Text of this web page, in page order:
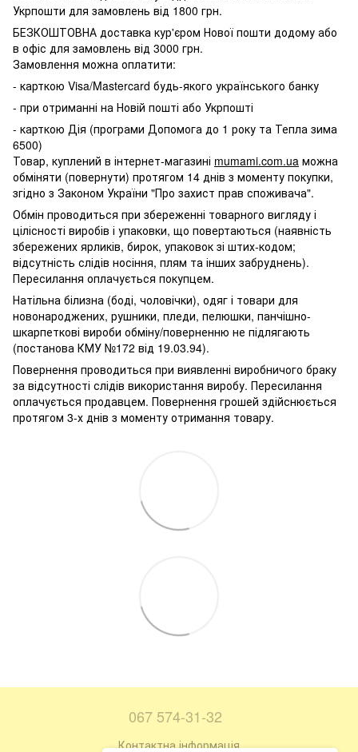
Укрпошти для замовлень від 1800 грн.
БЕЗКОШТОВНА доставка кур'єром Нової пошти додому або
в офіс для замовлень від 3000 грн.
Замовлення можна оплатити:
- карткою Visa/Mastercard будь-якого українського банку
- при отриманні на Новій пошті або Укрпошті
- карткою Дія (програми Допомога до 1 року та Тепла зима
6500)
Товар, куплений в інтернет-магазині mumami.com.ua можна
обміняти (повернути) протягом 14 днів з моменту покупки,
згідно з Законом України "Про захист прав споживача".
Обмін проводиться при збереженні товарного вигляду і
цілісності виробів і упаковки, що повертаються (наявність
збережених ярликів, бирок, упаковок зі штих-кодом;
відсутність слідів носіння, плям та інших забруднень).
Пересилання оплачується покупцем.
Натільна білизна (боді, чоловічки), одяг і товари для
новонароджених, рушники, пледи, пелюшки, панчішно-
шкарпеткові вироби обміну/поверненню не підлягають
(постанова КМУ №172 від 19.03.94).
Повернення проводиться при виявленні виробничого браку
за відсутності слідів використання виробу. Пересилання
оплачується продавцем. Повернення грошей здійснюється
протягом 3-х днів з моменту отримання товару.
067 574-31-32
Контактна інформація